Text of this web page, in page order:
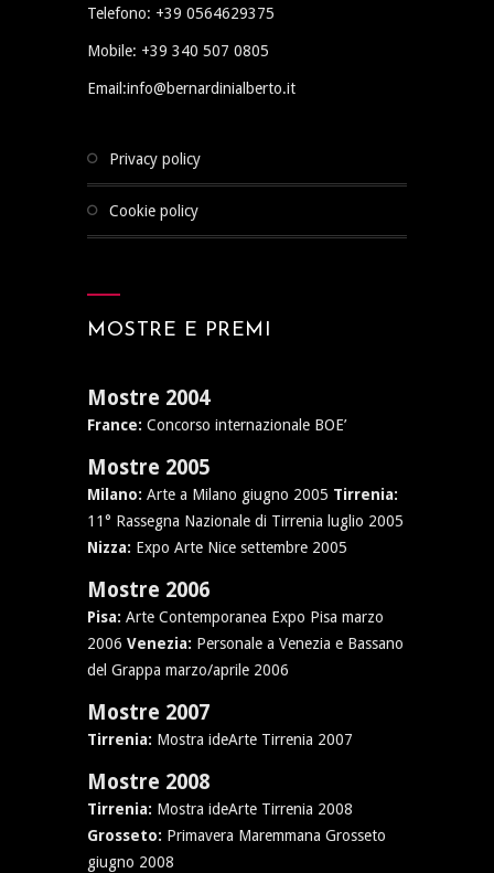
Telefono: +39 0564629375
Mobile: +39 340 507 0805
Email:info@bernardinialberto.it
privacy policy
cookie policy
MOSTRE E PREMI
Mostre 2004
France: Concorso internazionale BOE’
Mostre 2005
Milano: Arte a Milano giugno 2005 Tirrenia:
11° Rassegna Nazionale di Tirrenia luglio 2005
Nizza: Expo Arte Nice settembre 2005
Mostre 2006
Pisa: Arte Contemporanea Expo Pisa marzo
2006 Venezia: Personale a Venezia e Bassano
del Grappa marzo/aprile 2006
Mostre 2007
Tirrenia: Mostra ideArte Tirrenia 2007
Mostre 2008
Tirrenia: Mostra ideArte Tirrenia 2008
Grosseto: Primavera Maremmana Grosseto
giugno 2008